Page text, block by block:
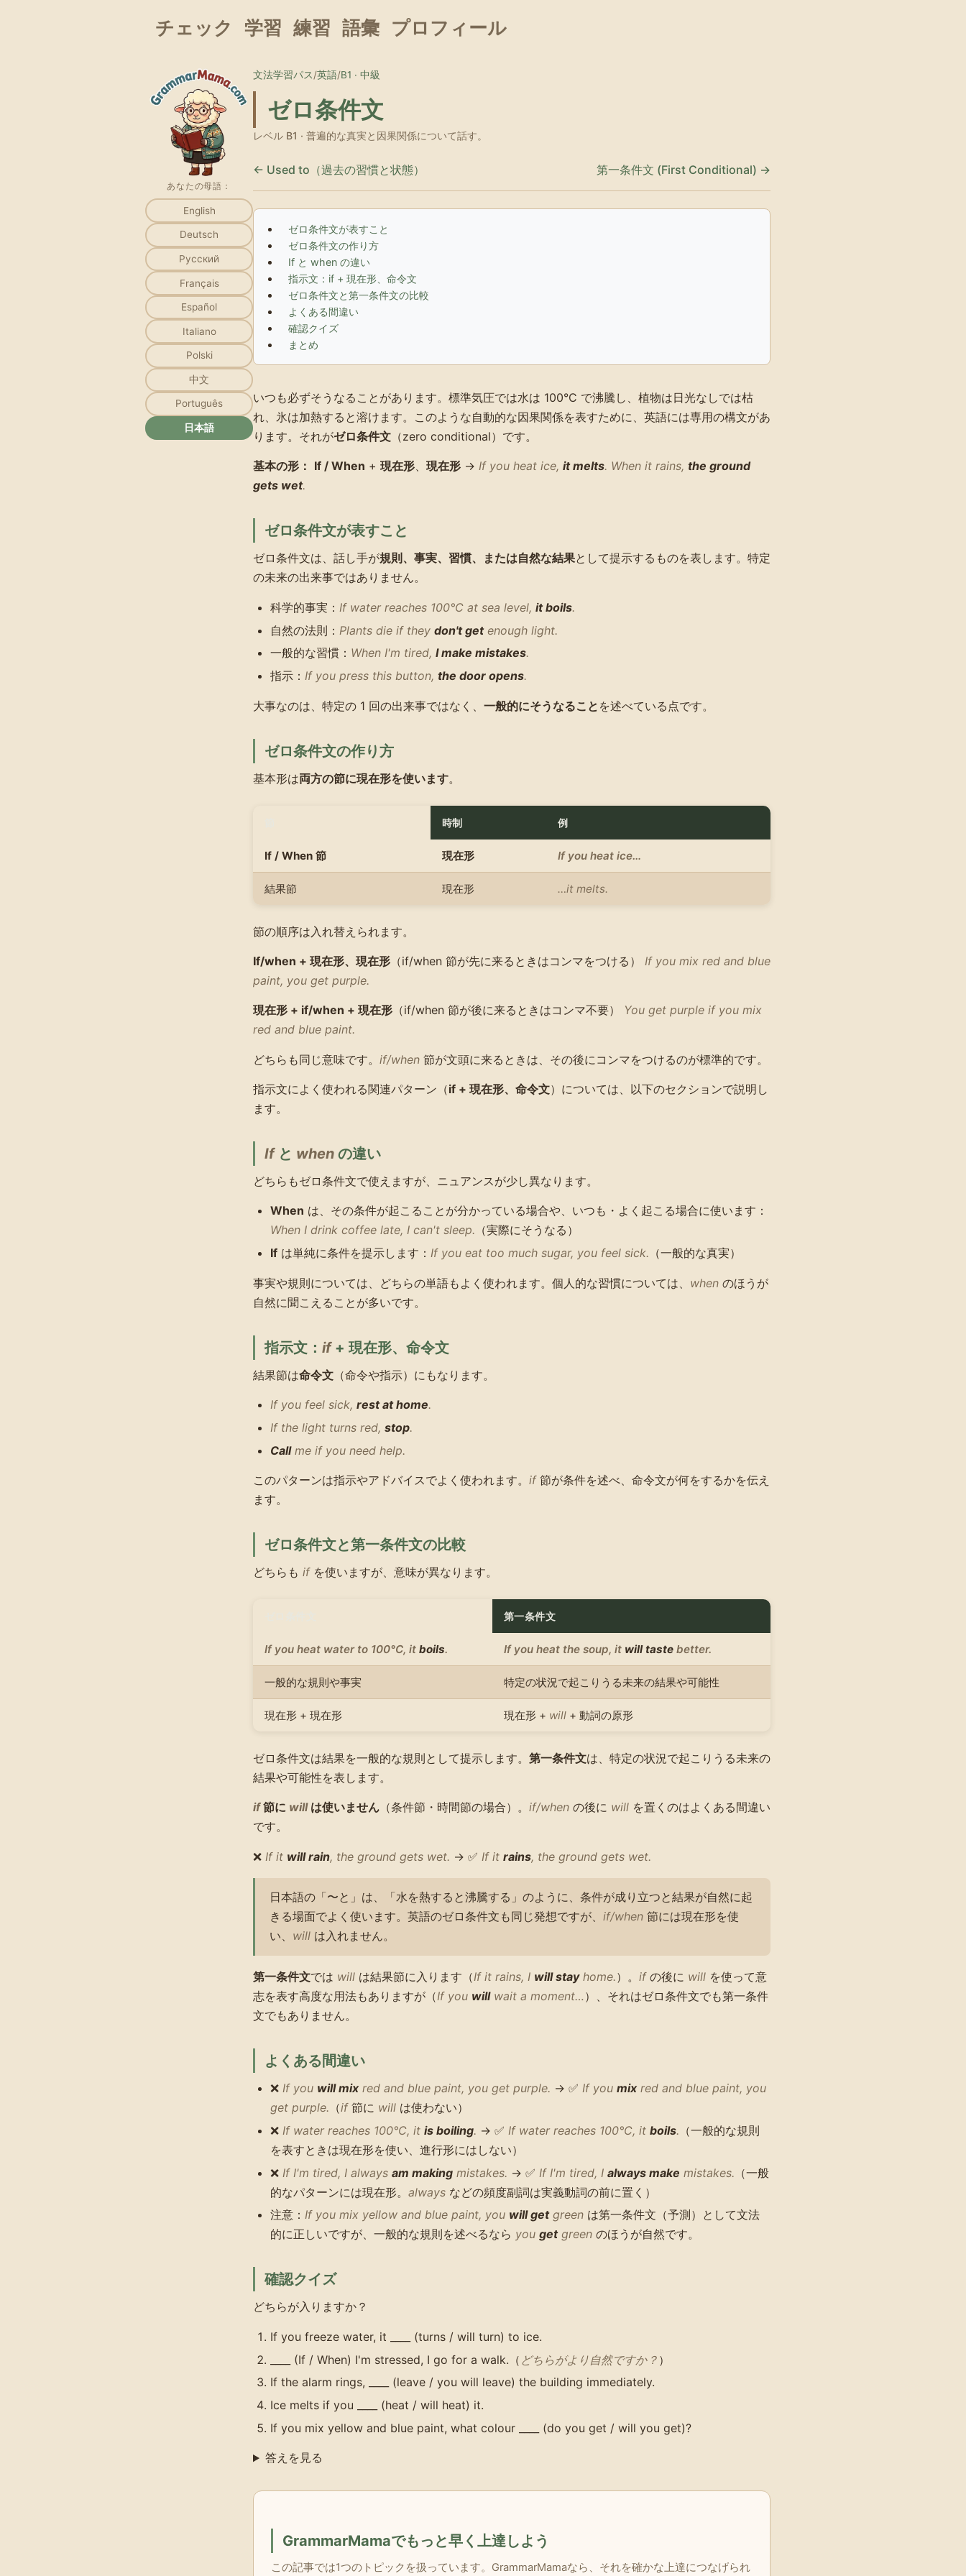
チェック 学習 練習 語彙 プロフィール
あなたの母語：
English
Deutsch
Русский
Français
Español
Italiano
Polski
中文
Português
日本語
文法学習パス/英語/B1 · 中級
ゼロ条件文
レベル B1 · 普遍的な真実と因果関係について話す。
← Used to（過去の習慣と状態） 第一条件文 (First Conditional) →
ゼロ条件文が表すこと
ゼロ条件文の作り方
If と when の違い
指示文：if + 現在形、命令文
ゼロ条件文と第一条件文の比較
よくある間違い
確認クイズ
まとめ
いつも必ずそうなることがあります。標準気圧では水は 100°C で沸騰し、植物は日光なしでは枯
れ、氷は加熱すると溶けます。このような自動的な因果関係を表すために、英語には専用の構文があ
ります。それがゼロ条件文 （zero conditional）です。
基本の形： If / When + 現在形、 現在形 → If you heat ice, it melts. When it rains, the ground
gets wet.
ゼロ条件文が表すこと
ゼロ条件文は、話し手が規則、事実、習慣、または自然な結果として提示するものを表します。特定
の未来の出来事ではありません。
科学的事実： If water reaches 100°C at sea level, it boils.
自然の法則： Plants die if they don't getenough light.
一般的な習慣： When I'm tired, I make mistakes.
指示： If you press this button, the door opens.
大事なのは、特定の 1 回の出来事ではなく、 一般的にそうなること を述べている点です。
ゼロ条件文の作り方
基本形は両方の節に現在形を使います。
時制 例
If / When 節 現在形 If you heat ice…
結果節 現在形 …it melts.
節の順序は入れ替えられます。
If/when + 現在形、現在形 （if/when 節が先に来るときはコンマをつける） If you mix red and blue
paint, you get purple.
現在形 + if/when + 現在形 （if/when 節が後に来るときはコンマ不要） You get purple if you mix
red and blue paint.
どちらも同じ意味です。 if/when 節が文頭に来るときは、その後にコンマをつけるのが標準的です。
指示文によく使われる関連パターン（if + 現在形、命令文）については、以下のセクションで説明し
ます。
Ifと whenの違い
どちらもゼロ条件文で使えますが、ニュアンスが少し異なります。
When は、その条件が起こることが分かっている場合や、いつも・よく起こる場合に使います：
When I drink coffee late, I can't sleep. （実際にそうなる）
If は単純に条件を提示します： If you eat too much sugar, you feel sick. （一般的な真実）
事実や規則については、どちらの単語もよく使われます。個人的な習慣については、 when のほうが
自然に聞こえることが多いです。
指示文： if+ 現在形、命令文
結果節は命令文 （命令や指示）にもなります。
If you feel sick, rest at home.
If the light turns red, stop.
Callme if you need help.
このパターンは指示やアドバイスでよく使われます。 if節が条件を述べ、命令文が何をするかを伝え
ます。
ゼロ条件文と第一条件文の比較
どちらも ifを使いますが、意味が異なります。
第一条件文
If you heat water to 100°C, it boils. If you heat the soup, it will taste better.
一般的な規則や事実 特定の状況で起こりうる未来の結果や可能性
現在形 + 現在形 現在形 + will + 動詞の原形
ゼロ条件文は結果を一般的な規則として提示します。 第一条件文は、特定の状況で起こりうる未来の
結果や可能性を表します。
if節に willは使いません （条件節・時間節の場合）。 if/when の後に will を置くのはよくある間違い
です。
❌ If it will rain, the ground gets wet. → ✅ If it rains, the ground gets wet.
日本語の「〜と」は、「水を熱すると沸騰する」のように、条件が成り立つと結果が自然に起
きる場面でよく使います。英語のゼロ条件文も同じ発想ですが、 if/when 節には現在形を使
い、 will は入れません。
第一条件文では will は結果節に入ります（If it rains, I will stayhome.）。 ifの後に will を使って意
志を表す高度な用法もありますが（If you willwait a moment…）、それはゼロ条件文でも第一条件
文でもありません。
よくある間違い
❌ If you will mix red and blue paint, you get purple. → ✅ If you mix red and blue paint, you
get purple. （if節に will は使わない）
❌ If water reaches 100°C, it is boiling. → ✅ If water reaches 100°C, it boils. （一般的な規則
を表すときは現在形を使い、進行形にはしない）
❌ If I'm tired, I always am making mistakes. → ✅ If I'm tired, I always make mistakes. （一般
的なパターンには現在形。 always などの頻度副詞は実義動詞の前に置く）
注意： If you mix yellow and blue paint, you will getgreen は第一条件文（予測）として文法
的に正しいですが、一般的な規則を述べるなら you getgreen のほうが自然です。
確認クイズ
どちらが入りますか？
If you freeze water, it ____ (turns / will turn) to ice.
____ (If / When) I'm stressed, I go for a walk.（ どちらがより自然ですか？ ）
If the alarm rings, ____ (leave / you will leave) the building immediately.
Ice melts if you ____ (heat / will heat) it.
If you mix yellow and blue paint, what colour ____ (do you get / will you get)?
答えを見る
GrammarMamaでもっと早く上達しよう
この記事では1つのトピックを扱っています。GrammarMamaなら、それを確かな上達につなげられ